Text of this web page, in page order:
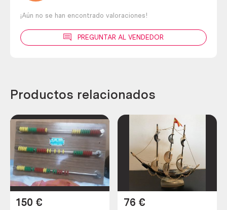
¡Aún no se han encontrado valoraciones!
PREGUNTAR AL VENDEDOR
Productos relacionados
150 € 76 €